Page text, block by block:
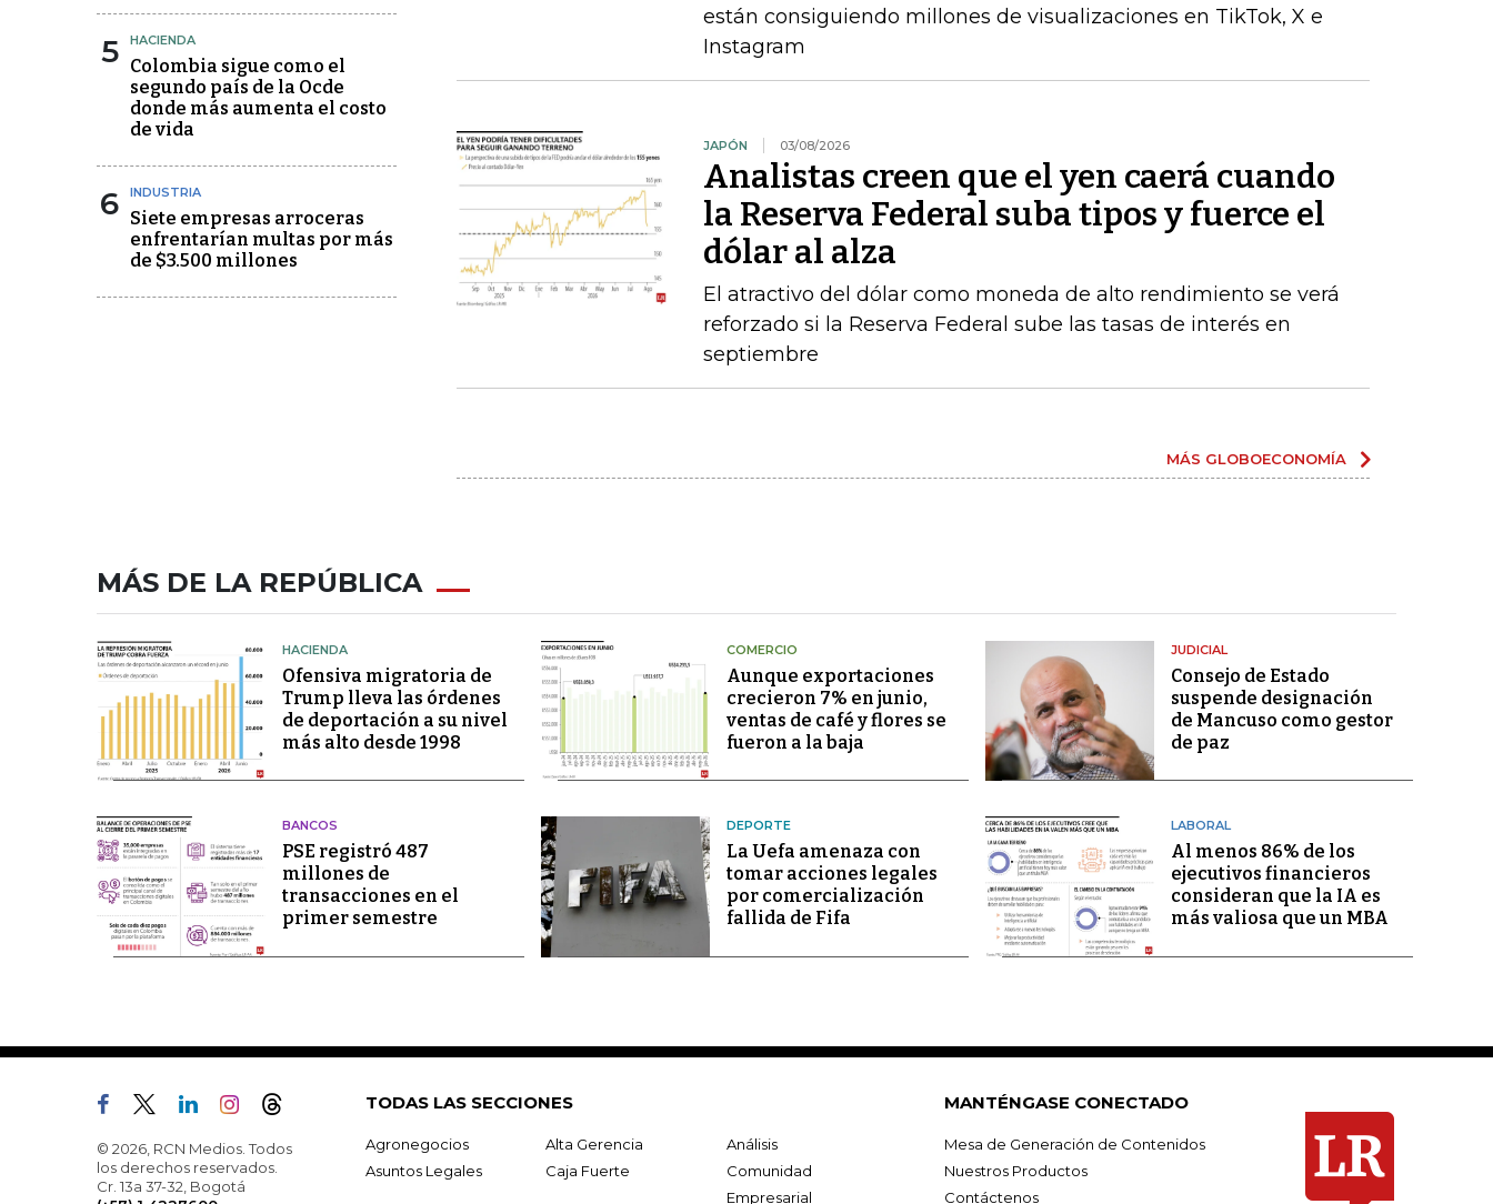
5 HACIENDA
Colombia sigue como el
segundo país de la Ocde
donde más aumenta el costo
de vida
6 INDUSTRIA
Siete empresas arroceras
enfrentarían multas por más
de $3.500 millones
están consiguiendo millones de visualizaciones en TikTok, X e
Instagram
JAPÓN 03/08/2026
Analistas creen que el yen caerá cuando
la Reserva Federal suba tipos y fuerce el
dólar al alza
El atractivo del dólar como moneda de alto rendimiento se verá
reforzado si la Reserva Federal sube las tasas de interés en
septiembre
MÁS GLOBOECONOMÍA
MÁS DE LA REPÚBLICA
HACIENDA
Ofensiva migratoria de
Trump lleva las órdenes
de deportación a su nivel
más alto desde 1998
COMERCIO
Aunque exportaciones
crecieron 7% en junio,
ventas de café y flores se
fueron a la baja
JUDICIAL
Consejo de Estado
suspende designación
de Mancuso como gestor
de paz
BANCOS
PSE registró 487
millones de
transacciones en el
primer semestre
DEPORTE
La Uefa amenaza con
tomar acciones legales
por comercialización
fallida de Fifa
LABORAL
Al menos 86% de los
ejecutivos financieros
consideran que la IA es
más valiosa que un MBA
© 2026, RCN Medios. Todos
los derechos reservados.
Cr. 13a 37-32, Bogotá
TODAS LAS SECCIONES
Agronegocios Alta Gerencia
Análisis
Asuntos Legales
Caja Fuerte
Comunidad
Empresarial
MANTÉNGASE CONECTADO
Mesa de Generación de Contenidos
Nuestros Productos
Contáctenos